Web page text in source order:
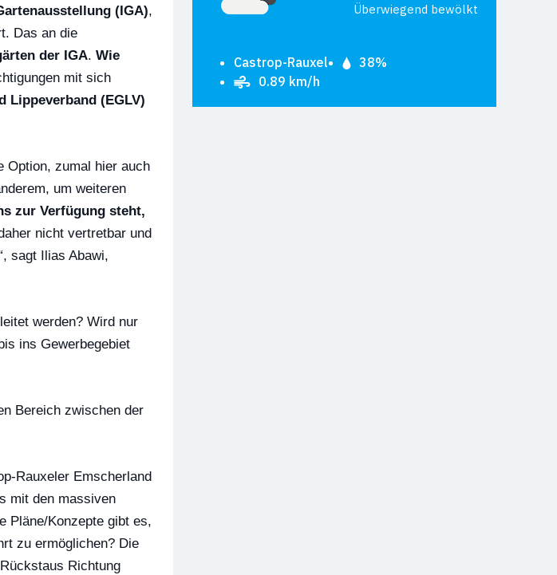
(IGA),
Das an die
der IGA. Wie
mit sich
Lippeverband (EGLV)
Option, zumal hier auch
um weiteren
zur Verfügung steht,
nicht vertretbar und
sagt Ilias Abawi,
werden? Wird nur
ins Gewerbegebiet
Bereich zwischen der
Rauxeler Emscherland
mit den massiven
Pläne/Konzepte gibt es,
zu ermöglichen? Die
Richtung
Überwiegend bewölkt
Castrop-Rauxel
38%
0.89 km/h